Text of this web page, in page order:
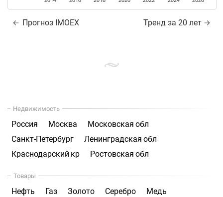
Прогноз IMOEX Тренд за 20 лет
Недвижимость
Россия Москва
Московская обл
Санкт-Петербург
Ленинградская обл
Краснодарский кр
Ростовская обл
Товары
Нефть Газ Золото Серебро
Медь